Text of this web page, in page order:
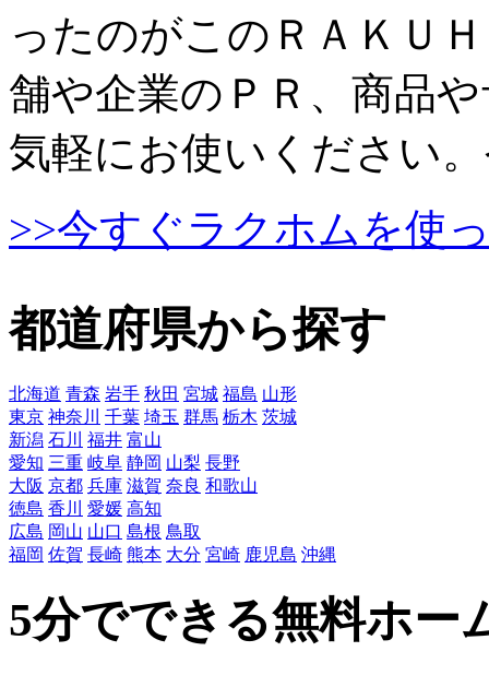
ったのがこのＲＡＫＵ
舗や企業のＰＲ、商品
気軽にお使いください
>>今すぐラクホムを使
都道府県から探す
北海道 青森 岩手 秋田 宮城 福島 山形
東京 神奈川 千葉 埼玉 群馬 栃木 茨城
新潟 石川 福井 富山
愛知 三重 岐阜 静岡 山梨 長野
大阪 京都 兵庫 滋賀 奈良 和歌山
徳島 香川 愛媛 高知
広島 岡山 山口 島根 鳥取
福岡 佐賀 長崎 熊本 大分 宮崎 鹿児島 沖縄
5分でできる無料ホー